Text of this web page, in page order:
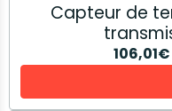
Capteur de
106,01€